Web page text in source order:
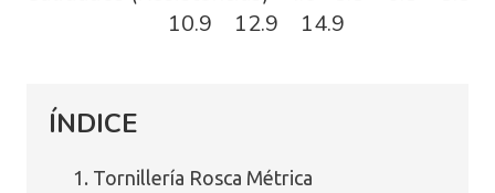
10.9 12.9 14.9
ÍNDICE
Tornillería Rosca Métrica